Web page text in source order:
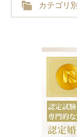
カテゴリ別